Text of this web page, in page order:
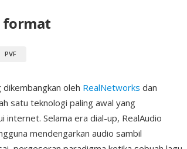
format
PVF
oleh RealNetworks dan
satu teknologi paling awal yang
Selama era dial-up, RealAudio
mendengarkan audio sambil